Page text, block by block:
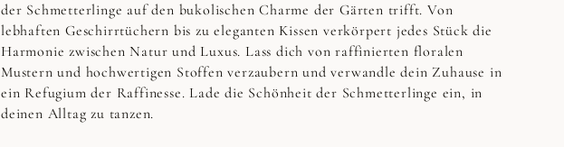
der Schmetterlinge auf den bukolischen Charme der Gärten trifft. Von
lebhaften Geschirrtüchern bis zu eleganten Kissen verkörpert jedes Stück die
Harmonie zwischen Natur und Luxus. Lass dich von raffinierten floralen
Mustern und hochwertigen Stoffen verzaubern und verwandle dein Zuhause in
ein Refugium der Raffinesse. Lade die Schönheit der Schmetterlinge ein, in
deinen Alltag zu tanzen.